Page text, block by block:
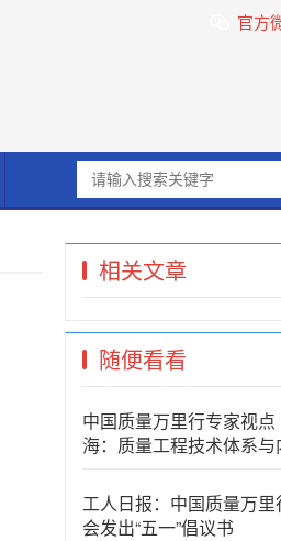
官方
相关文章
随便看看
中国质量万里行专家视点
海：质量工程技术体系与
工人日报：中国质量万里
会发出“五一”倡议书